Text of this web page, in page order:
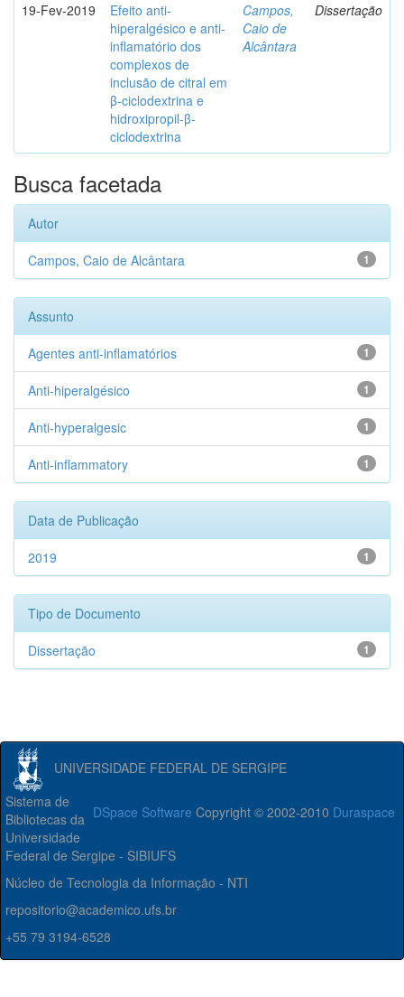
19-Fev-2019
Efeito anti-
hiperalgésico e anti-
inflamatório dos
complexos de
inclusão de citral em
β-ciclodextrina e
hidroxipropil-β-
ciclodextrina
Campos,
Caio de
Alcântara
Dissertação
Busca facetada
Autor
1
Campos, Caio de Alcântara
Assunto
1
Agentes anti-inflamatórios
1
Anti-hiperalgésico
1
Anti-hyperalgesic
1
Anti-inflammatory
Data de Publicação
1
2019
Tipo de Documento
1
Dissertação
UNIVERSIDADE FEDERAL DE SERGIPE
DSpace Software Copyright © 2002-2010 Duraspace
Sistema de
Bibliotecas da
Universidade
Federal de Sergipe - SIBIUFS
Núcleo de Tecnologia da Informação - NTI
repositorio@academico.ufs.br
+55 79 3194-6528